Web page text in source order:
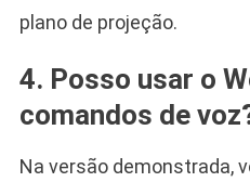
plano de projeção.
4. Posso usar o
comandos de
Na versão demonstrada,